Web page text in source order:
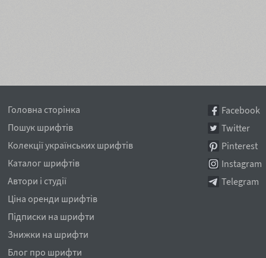
Головна сторінка
Пошук шрифтів
Колекції українських шрифтів
Каталог шрифтів
Автори і студії
Ціна оренди шрифтів
Підписки на шрифти
Знижки на шрифти
Блог про шрифти
Facebook
Twitter
Pinterest
Instagram
Telegram